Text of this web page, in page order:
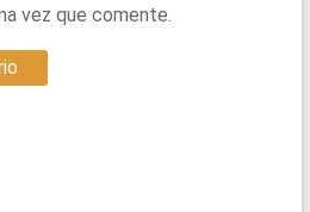
vez que comente.